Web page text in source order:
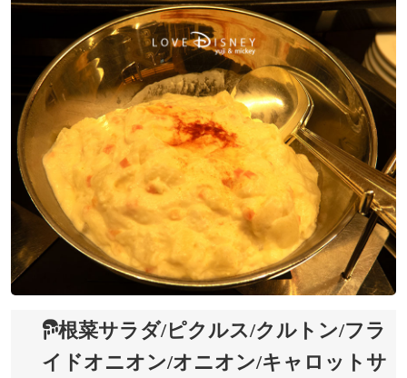
根菜サラダ/ピクルス/クルトン/フラ
イドオニオン/オニオン/キャロットサ